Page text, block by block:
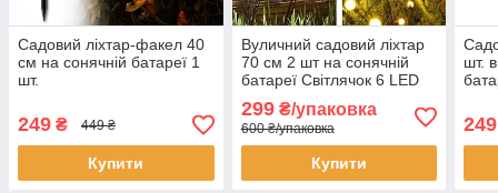
Садовий ліхтар-факел 40
см на сонячній батареї 1
шт.
249 ₴ 449 ₴
Купити
Вуличний садовий ліхтар
70 см 2 шт на сонячній
батареї Світлячок 6 LED
299₴/упаковка
600 ₴/упаковка
Купити
шт.
249